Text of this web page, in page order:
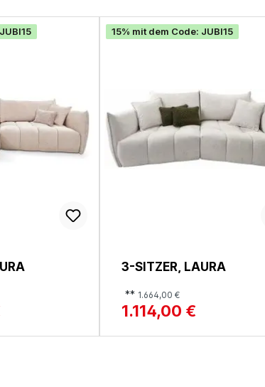
15% mit dem Code: JUBI15
3-SITZER, LAURA
** 1.664,00 €
1.114,00 €